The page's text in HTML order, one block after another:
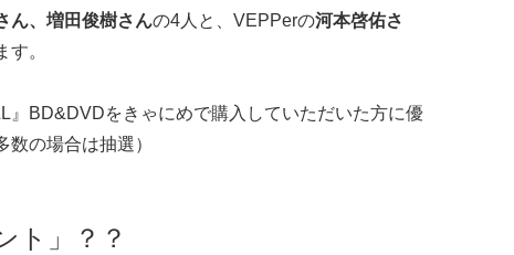
ん、増田俊樹さんの4人と、VEPPerの河本啓佑さ
す。
』BD&DVDをきゃにめで購入していただいた方に優
の場合は抽選）
ト」？？